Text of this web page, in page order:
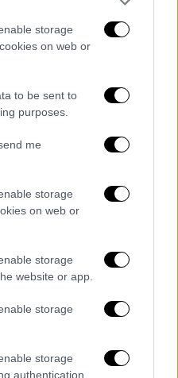
storage
on web or
to be sent to
purposes.
me
storage
on web or
storage
website or app.
storage
storage
authentication
σε όλο
για αξέχαστες